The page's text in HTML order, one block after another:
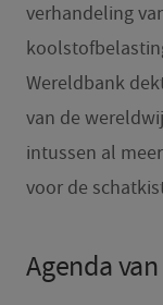
verhandeling
Wereldbank
van de
intussen al
voor de
Agenda